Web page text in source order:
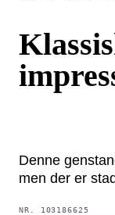
Denne
men der er
NR. 103186625